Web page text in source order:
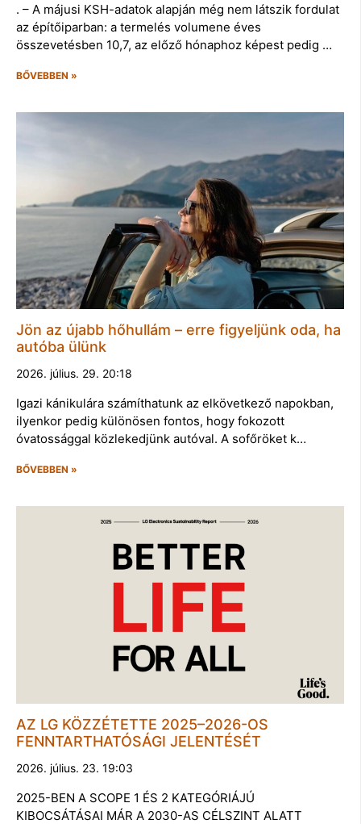
. – A májusi KSH-adatok alapján még nem látszik fordulat
az építőiparban: a termelés volumene éves
összevetésben 10,7, az előző hónaphoz képest pedig …
BŐVEBBEN »
Jön az újabb hőhullám – erre figyeljünk oda, ha
autóba ülünk
2026. július. 29. 20:18
Igazi kánikulára számíthatunk az elkövetkező napokban,
ilyenkor pedig különösen fontos, hogy fokozott
óvatossággal közlekedjünk autóval. A sofőröket k…
BŐVEBBEN »
AZ LG KÖZZÉTETTE 2025–2026-OS
FENNTARTHATÓSÁGI JELENTÉSÉT
2026. július. 23. 19:03
2025-BEN A SCOPE 1 ÉS 2 KATEGÓRIÁJÚ
KIBOCSÁTÁSAI MÁR A 2030-AS CÉLSZINT ALATT